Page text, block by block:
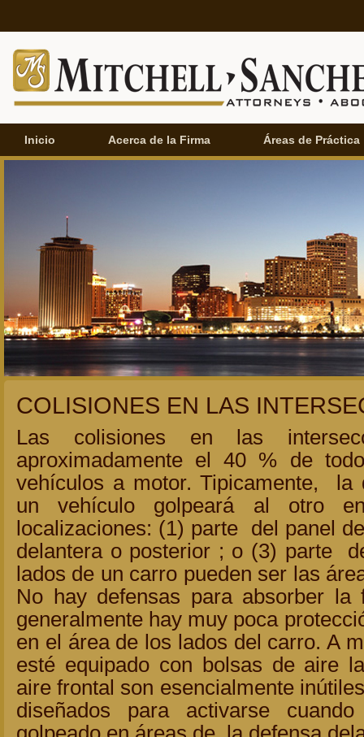
Inicio Acerca de la Firma Áreas de Práctica
COLISIONES EN LAS
Las colisiones en las
aproximadamente el 40 % de
vehículos a motor. Tipicamente, la
un vehículo golpeará al otro
localizaciones: (1) parte del panel
delantera o posterior ; o (3) parte
lados de un carro pueden ser las
No hay defensas para absorber la
generalmente hay muy poca
en el área de los lados del carro. A
esté equipado con bolsas de aire
aire frontal son esencialmente
diseñados para activarse